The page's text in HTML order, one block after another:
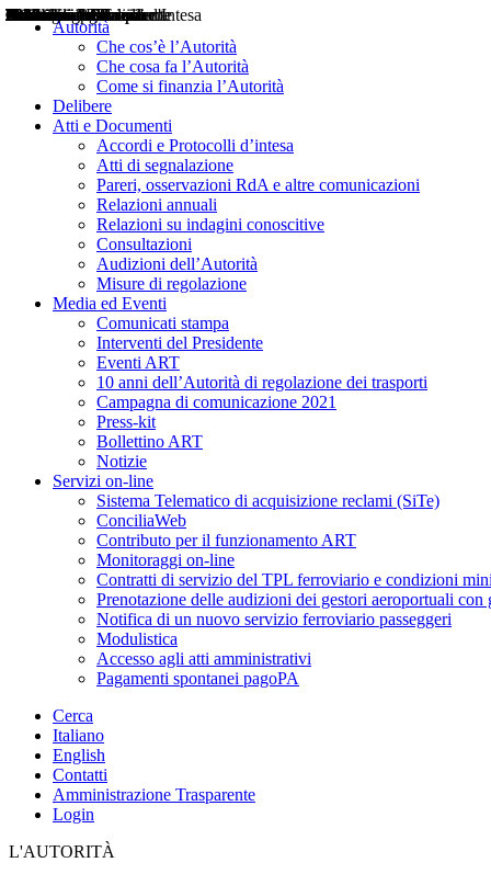
Autorità
Che cos’è l’Autorità
Che cosa fa l’Autorità
Come si finanzia l’Autorità
Delibere
Atti e Documenti
Accordi e Protocolli d’intesa
Atti di segnalazione
Pareri, osservazioni RdA e altre comunicazioni
Relazioni annuali
Relazioni su indagini conoscitive
Consultazioni
Audizioni dell’Autorità
Misure di regolazione
Media ed Eventi
Comunicati stampa
Interventi del Presidente
Eventi ART
10 anni dell’Autorità di regolazione dei trasporti
Campagna di comunicazione 2021
Press-kit
Bollettino ART
Notizie
Servizi on-line
Sistema Telematico di acquisizione reclami (SiTe)
ConciliaWeb
Contributo per il funzionamento ART
Monitoraggi on-line
Contratti di servizio del TPL ferroviario e condizioni
Prenotazione delle audizioni dei gestori aeroportuali con
Notifica di un nuovo servizio ferroviario passeggeri
Modulistica
Accesso agli atti amministrativi
Pagamenti spontanei pagoPA
Cerca
Italiano
English
Contatti
Amministrazione Trasparente
Login
L'AUTORITÀ
Delibere
Pareri
Consultazioni
Audizioni
Atti di Segnalazione
Accordi e Protocolli d'Intesa
Relazioni annuali
Misure di regolazione
Notizie
Comunicati Stampa
Bollettini ART
Convegni ART
Interviste del Presidente
Articoli in primo piano
Interventi del Presidente
2004
2005
2010
2013
2014
2015
2016
2017
2018
2019
202
2020
2021
2022
2023
2024
2025
2026
Aereo
Marittimo
Terrestre